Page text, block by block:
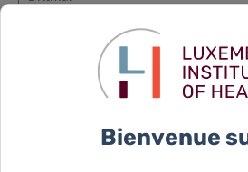
Prénom du destinataire
Bienvenue